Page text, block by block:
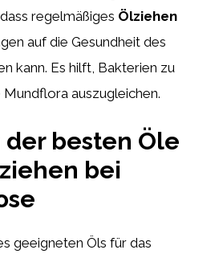
regelmäßiges Ölziehen
auf die Gesundheit des
kann. Es hilft, Bakterien zu
auszugleichen.
besten Öle
bei
geeigneten Öls für das